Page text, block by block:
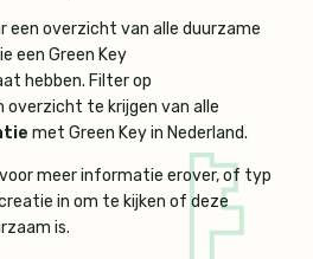
een overzicht van alle duurzame
een Green Key
hebben. Filter op
overzicht te krijgen van alle
met Green Key in Nederland.
meer informatie erover, of typ
in om te kijken of deze
is.